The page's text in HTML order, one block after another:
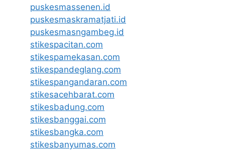
puskesmassenen.id
puskesmaskramatjati.id
puskesmasngambeg.id
stikespacitan.com
stikespamekasan.com
stikespandeglang.com
stikespangandaran.com
stikesacehbarat.com
stikesbadung.com
stikesbanggai.com
stikesbangka.com
stikesbanyumas.com